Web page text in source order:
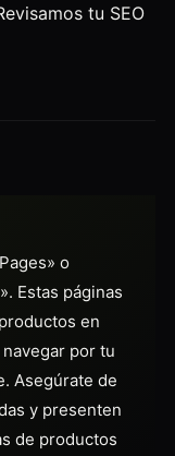
tu SEO
o
Estas páginas
en
por tu
Asegúrate de
y presenten
de productos